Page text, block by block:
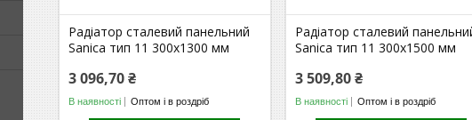
Радіатор сталевий панельний
Sanica тип 11 300х1300 мм
3 096,70 ₴
В наявності Оптом і в роздріб
Радіатор сталевий
Sanica тип 11 300х1500 мм
3 509,80 ₴
В наявності Оптом і в роздріб